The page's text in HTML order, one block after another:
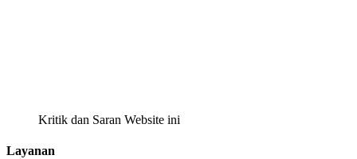
Kritik dan Saran Website ini
Layanan